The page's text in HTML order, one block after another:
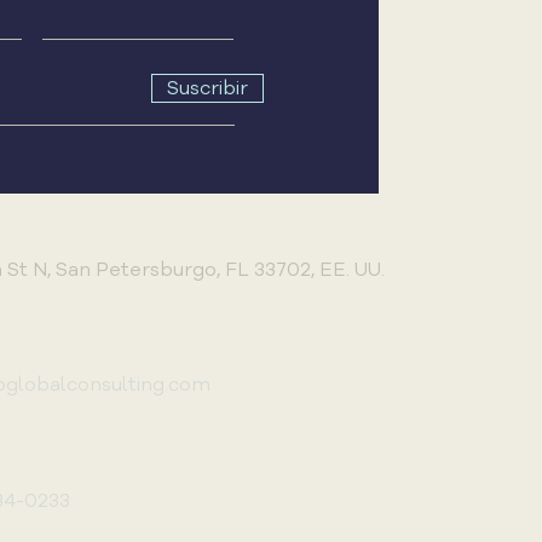
Suscribir
N, San Petersburgo, FL 33702, EE. UU.
0233